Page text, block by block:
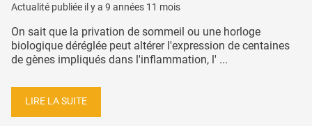
Actualité publiée il y a 9 années 11 mois
On sait que la privation de sommeil ou une horloge
biologique déréglée peut altérer l'expression de centaines
de gènes impliqués dans l'inflammation, l' ...
LIRE LA SUITE